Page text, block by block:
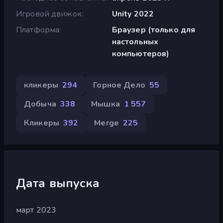
Игровой движок
Unity 2022
Платформа
Браузер (только для
настольных
компьютеров)
кликеры 294 Горное Дело 55
Добыча 338 Мышка 1 557
Кликеры 392 Merge 225
Дата выпуска
март 2023